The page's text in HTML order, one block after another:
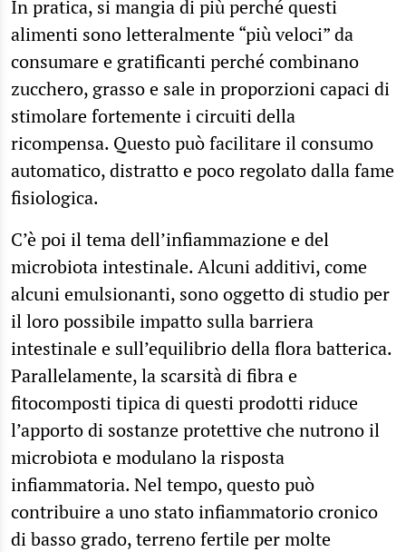
In pratica, si mangia di più perché questi
alimenti sono letteralmente “più veloci” da
consumare e gratificanti perché combinano
zucchero, grasso e sale in proporzioni capaci di
stimolare fortemente i circuiti della
ricompensa. Questo può facilitare il consumo
automatico, distratto e poco regolato dalla fame
fisiologica.
C’è poi il tema dell’infiammazione e del
microbiota intestinale. Alcuni additivi, come
alcuni emulsionanti, sono oggetto di studio per
il loro possibile impatto sulla barriera
intestinale e sull’equilibrio della flora batterica.
Parallelamente, la scarsità di fibra e
fitocomposti tipica di questi prodotti riduce
l’apporto di sostanze protettive che nutrono il
microbiota e modulano la risposta
infiammatoria. Nel tempo, questo può
contribuire a uno stato infiammatorio cronico
di basso grado, terreno fertile per molte